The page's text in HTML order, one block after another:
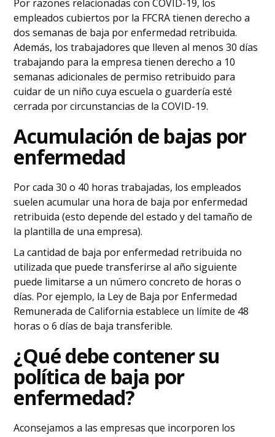
Por razones relacionadas con COVID-19, los
empleados cubiertos por la FFCRA tienen derecho a
dos semanas de baja por enfermedad retribuida.
Además, los trabajadores que lleven al menos 30 días
trabajando para la empresa tienen derecho a 10
semanas adicionales de permiso retribuido para
cuidar de un niño cuya escuela o guardería esté
cerrada por circunstancias de la COVID-19.
Acumulación de bajas por
enfermedad
Por cada 30 o 40 horas trabajadas, los empleados
suelen acumular una hora de baja por enfermedad
retribuida (esto depende del estado y del tamaño de
la plantilla de una empresa).
La cantidad de baja por enfermedad retribuida no
utilizada que puede transferirse al año siguiente
puede limitarse a un número concreto de horas o
días. Por ejemplo, la Ley de Baja por Enfermedad
Remunerada de California establece un límite de 48
horas o 6 días de baja transferible.
¿Qué debe contener su
política de baja por
enfermedad?
Aconsejamos a las empresas que incorporen los